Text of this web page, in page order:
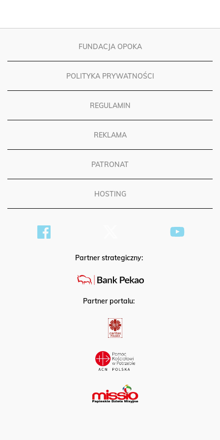
FUNDACJA OPOKA
POLITYKA PRYWATNOŚCI
REGULAMIN
REKLAMA
PATRONAT
HOSTING
Partner strategiczny:
Partner portalu: